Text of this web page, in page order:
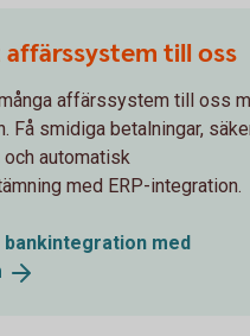
till oss
affärssystem till oss
Få smidiga betalningar,
automatisk
med ERP-integration.
bankintegration med